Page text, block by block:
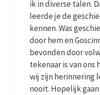
ik in diverse talen.
leerde je de
kennen. Was
door hem en
bevonden door
tekenaar is van ons
wij zijn herinnering
nooit. Hopelijk